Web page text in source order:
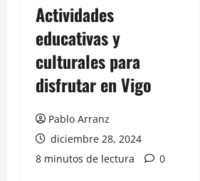
Actividades
educativas y
culturales para
disfrutar en Vigo
Pablo Arranz
diciembre 28, 2024
8 minutos de lectura
0